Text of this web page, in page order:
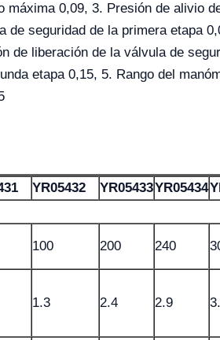
máxima 0,09, 3. Presión de alivio
de seguridad de la primera etapa
de liberación de la válvula de
etapa 0,15, 5. Rango del
YR05432 YR05433YR05434
100 200 240
1.3 2.4 2.9